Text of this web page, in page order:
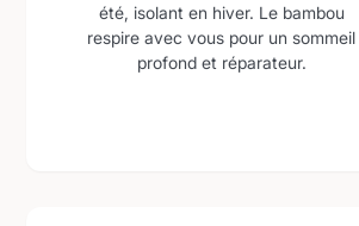
été, isolant en hiver. Le bambou
respire avec vous pour un sommeil
profond et réparateur.